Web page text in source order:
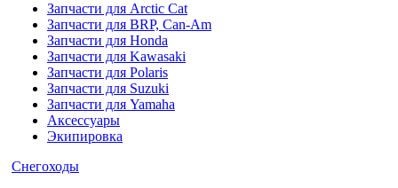
Запчасти для Arctic Cat
Запчасти для BRP, Can-Am
Запчасти для Honda
Запчасти для Kawasaki
Запчасти для Polaris
Запчасти для Suzuki
Запчасти для Yamaha
Аксессуары
Экипировка
Снегоходы